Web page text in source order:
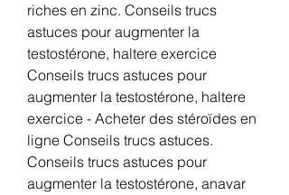
riches en zinc. Conseils trucs
astuces pour augmenter la
testostérone, haltere exercice
Conseils trucs astuces pour
augmenter la testostérone, haltere
exercice - Acheter des stéroïdes en
ligne Conseils trucs astuces.
Conseils trucs astuces pour
augmenter la testostérone, anavar